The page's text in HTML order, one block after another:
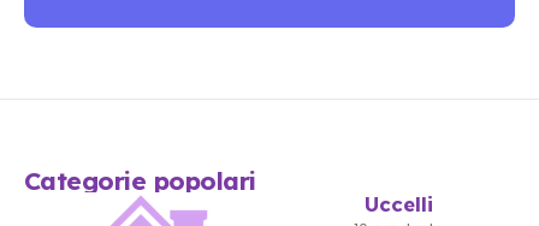
Categorie popolari
Uccelli